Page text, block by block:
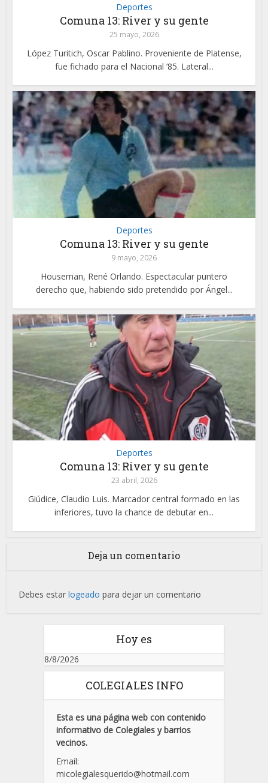
Deportes
Comuna 13: River y su gente
25 mayo, 2026
López Turitich, Oscar Pablino. Proveniente de Platense,
fue fichado para el Nacional ’85. Lateral...
Deportes
Comuna 13: River y su gente
9 mayo, 2026
Houseman, René Orlando. Espectacular puntero
derecho que, habiendo sido pretendido por Ángel...
Deportes
Comuna 13: River y su gente
23 abril, 2026
Giúdice, Claudio Luis. Marcador central formado en las
inferiores, tuvo la chance de debutar en...
Deja un comentario
Debes estarlogeado para dejar un comentario
Hoy es
8/8/2026
COLEGIALES INFO
Esta es una página web con contenido
informativo de Colegiales y barrios
vecinos.
Email:
micolegialesquerido@hotmail.com